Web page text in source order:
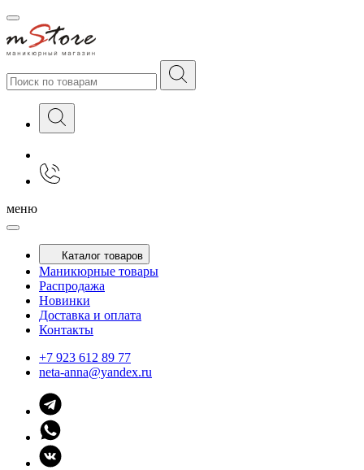
меню
Каталог товаров
Маникюрные товары
Распродажа
Новинки
Доставка и оплата
Контакты
+7 923 612 89 77
neta-anna@yandex.ru